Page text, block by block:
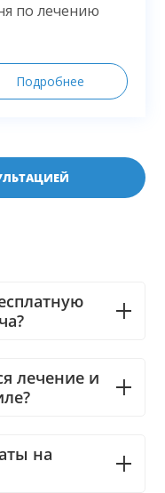
по лечению
Подробнее
лечение и
на